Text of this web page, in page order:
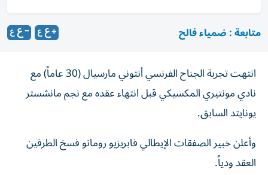
متابعة : ضمياء فالح
انتهت تجربة الجناح الفرنسي أنتوني مارسيال (30 عاماً) مع
نادي مونتيري المكسيكي قبل انتهاء عقده مع نجم مانشستر
يونايتد السابق.
وأعلن خبير الصفقات الإيطالي فابريزيو رومانو فسخ الطرفين
العقد ودياً.